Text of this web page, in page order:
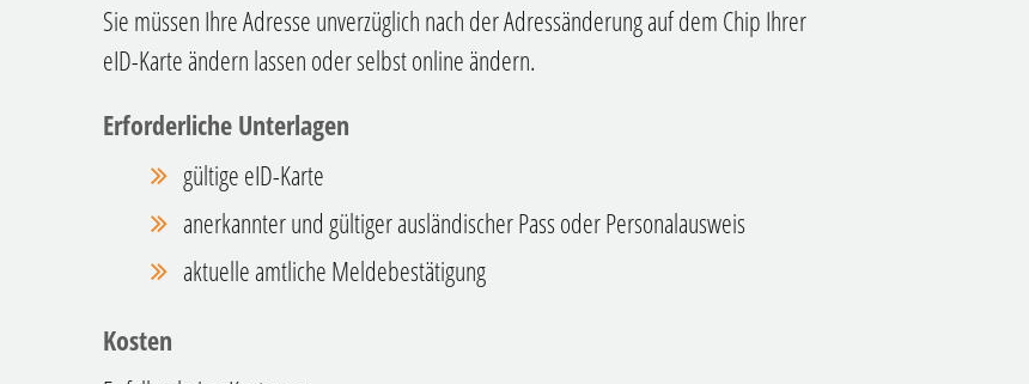
Sie müssen Ihre Adresse unverzüglich nach der Adressänderung auf dem Chip Ihrer
eID-Karte ändern lassen oder selbst online ändern.
Erforderliche Unterlagen
gültige eID-Karte
anerkannter und gültiger ausländischer Pass oder Personalausweis
aktuelle amtliche Meldebestätigung
Kosten